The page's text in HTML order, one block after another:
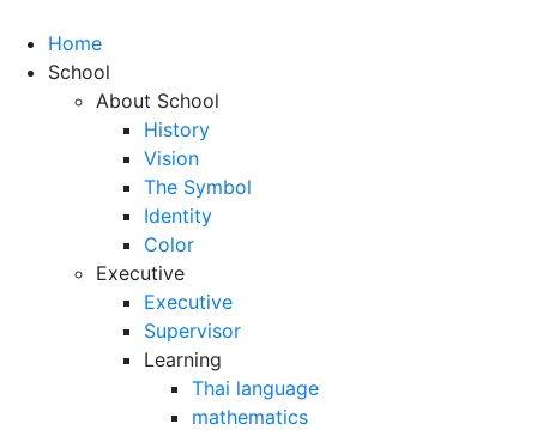
Home
School
About School
History
Vision
The Symbol
Identity
Color
Executive
Executive
Supervisor
Learning
Thai language
mathematics